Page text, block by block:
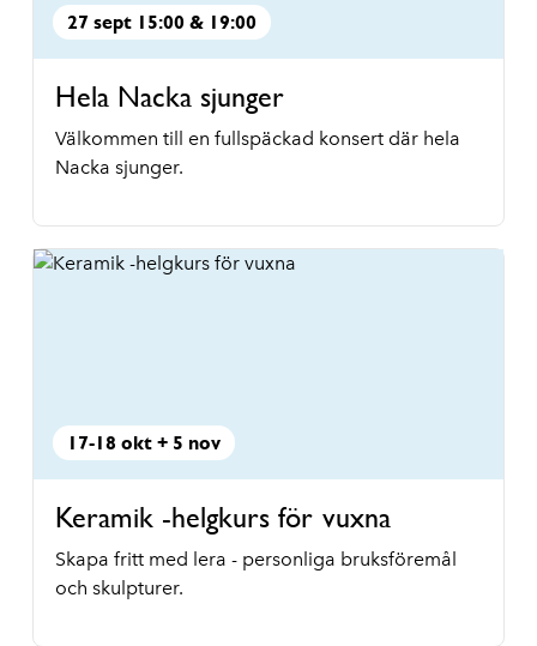
27 sept 15:00 & 19:00
Hela Nacka sjunger
Välkommen till en fullspäckad konsert där hela
Nacka sjunger.
17-18 okt + 5 nov
Keramik -helgkurs för vuxna
Skapa fritt med lera - personliga bruksföremål
och skulpturer.